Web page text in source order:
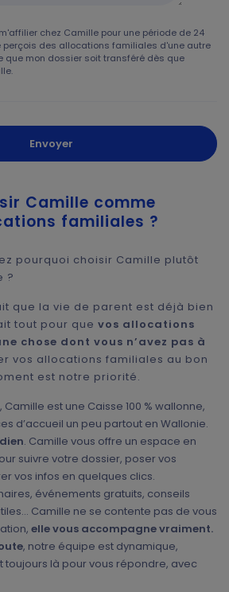
chez Camille pour une période de 24
perçois des allocations familiales d'une autre
que mon dossier soit transféré dès que
Envoyer
Camille comme
familiales ?
pourquoi choisir Camille plutôt
?
que la vie de parent est déjà bien
tout pour que vos allocations
chose dont vous n’avez pas à
vos allocations familiales au bon
est notre priorité.
, Camille est une Caisse 100 % wallonne,
d’accueil un peu partout en Wallonie.
. Camille vous offre un espace en
suivre votre dossier, poser vos
vos infos en quelques clics.
événements gratuits, conseils
Camille ne se contente pas de vous
elle vous accompagne vraiment.
, notre équipe est dynamique,
toujours là pour vous répondre, avec